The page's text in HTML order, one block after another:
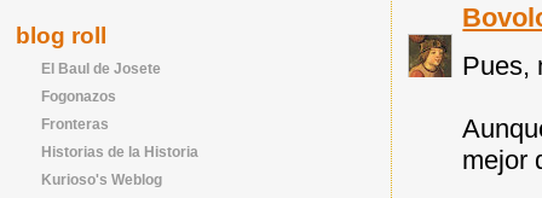
Pues,
mejor
blog roll
El Baul de Josete
Fogonazos
Fronteras
Historias de la Historia
Kurioso's Weblog